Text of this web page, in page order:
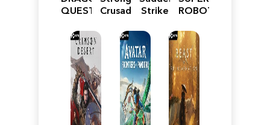
QUEST
Reimagined
Crusader:
Edition
Strike
ROBOT
Y